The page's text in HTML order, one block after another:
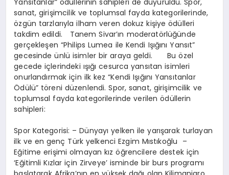
Yansıtanlar” ödüllerinin sahipleri de duyuruldu. Spor,
sanat, girişimcilik ve toplumsal fayda kategorilerinde,
özgün tarzlarıyla ilham veren dokuz kişiye ödülleri
takdim edildi. Tanem Sivar’ın moderatörlüğünde
gerçekleşen “Philips Lumea ile Kendi Işığını Yansıt”
gecesinde ünlü isimler bir araya geldi. Bu özel
gecede içlerindeki ışığı cesurca yansıtan isimleri
onurlandırmak için ilk kez “Kendi Işığını Yansıtanlar
Ödülü” töreni düzenlendi. Spor, sanat, girişimcilik ve
toplumsal fayda kategorilerinde verilen ödüllerin
sahipleri:
Spor Kategorisi: – Dünyayı yelken ile yarışarak turlayan
ilk ve en genç Türk yelkenci Ezgim Mıstıkoğlu –
Eğitime erişimi olmayan kız öğrencilere destek için
‘Eğitimli Kızlar için Zirveye’ isminde bir burs programı